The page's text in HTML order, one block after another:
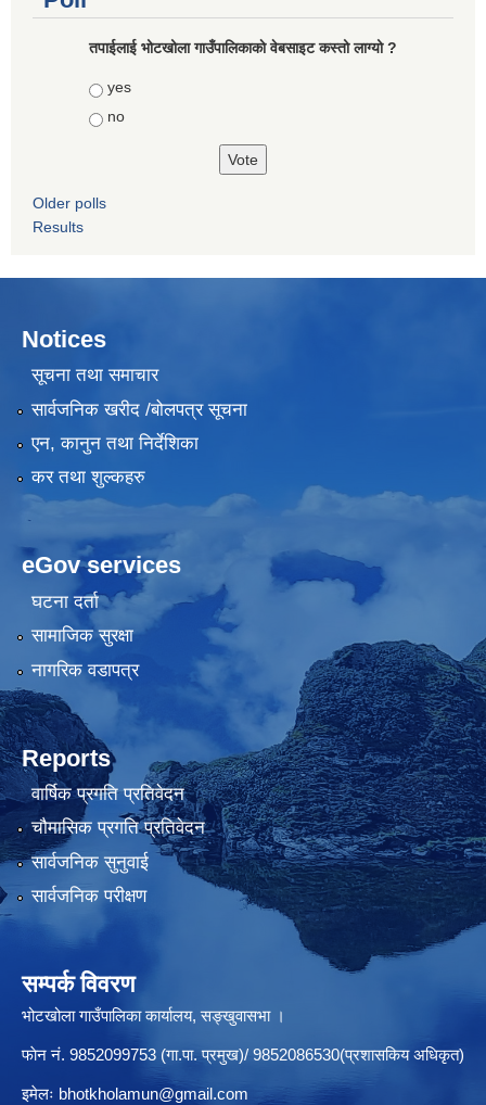
तपाईलाई भोटखोला गाउँपालिकाकाे वेबसाइट कस्तो लाग्यो ?
Choices
yes
no
Older polls
Results
Notices
सूचना तथा समाचार
सार्वजनिक खरीद /बोलपत्र सूचना
एन, कानुन तथा निर्देशिका
कर तथा शुल्कहरु
eGov services
घटना दर्ता
सामाजिक सुरक्षा
नागरिक वडापत्र
Reports
वार्षिक प्रगति प्रतिवेदन
चौमासिक प्रगति प्रतिवेदन
सार्वजनिक सुनुवाई
सार्वजनिक परीक्षण
सम्पर्क विवरण
भोटखोला गाउँपालिका कार्यालय, सङ्खुवासभा ।
फाेन नं. 9852099753 (गा.पा. प्रमुख)/ 9852086530(प्रशासकिय अधिकृत)
इमेलः bhotkholamun@gmail.com